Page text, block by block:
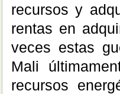
recursos y
rentas en
veces estas
Mali
recursos